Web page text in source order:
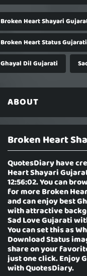
Broken Heart Shayari
Broken Heart Status Gujarati
Ghayal Dil Gujarati
ABOUT
Broken Heart
QuotesDiary have
Heart Shayari
12:56:02. You can
for more Broken
and can enjoy best
with attractive
Sad Love Gujarati
You can set this as
Download Status
share on your
just one click. Enjoy
with QuotesDiary.